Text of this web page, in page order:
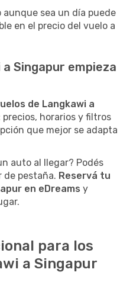
aunque sea un día puede
en el precio del vuelo a
Singapur empieza
de Langkawi a
precios, horarios y filtros
que mejor se adapta
auto al llegar? Podés
de pestaña. Reservá tu
en eDreams y
para los
a Singapur